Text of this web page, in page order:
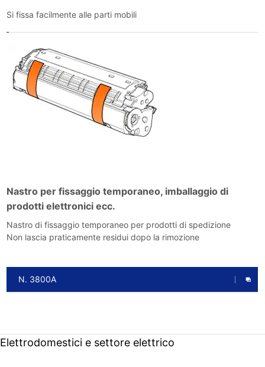
Si fissa facilmente alle parti mobili
Nastro per fissaggio temporaneo, imballaggio di
prodotti elettronici ecc.
Nastro di fissaggio temporaneo per prodotti di spedizione
Non lascia praticamente residui dopo la rimozione
N. 3800A
Elettrodomestici e settore elettrico